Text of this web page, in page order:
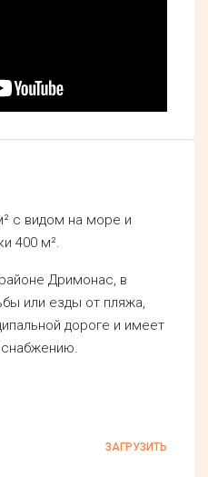
с видом на море и
400 м².
Дримонас, в
или езды от пляжа,
дороге и имеет
ЗАГРУЗИТЬ